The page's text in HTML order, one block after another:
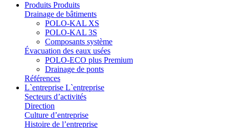
Produits Produits
Drainage de bâtiments
POLO-KAL XS
POLO-KAL 3S
Composants système
Évacuation des eaux usées
POLO-ECO plus Premium
Drainage de ponts
Références
L`entreprise L`entreprise
Secteurs d’activités
Direction
Culture d’entreprise
Histoire de l’entreprise